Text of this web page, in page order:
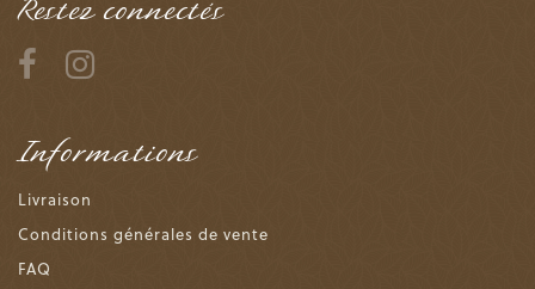
Restez connectés
Informations
Livraison
Conditions générales de vente
FAQ